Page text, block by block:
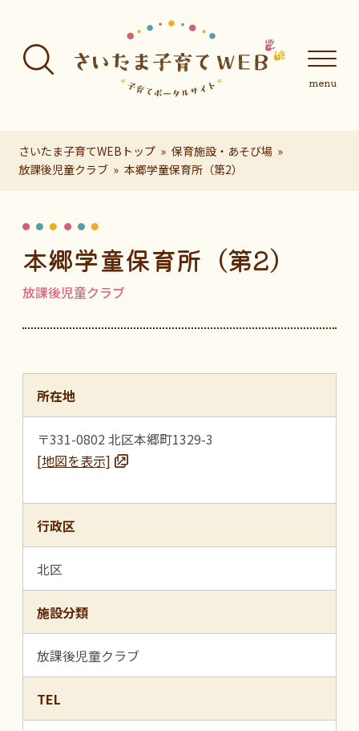
さいたま子育てWEBトップ
保育施設・あそび場
放課後児童クラブ
本郷学童保育所（第2）
本郷学童保育所（第2）
放課後児童クラブ
所在地
〒331-0802 北区本郷町1329-3
[地図を表示]
行政区
北区
施設分類
放課後児童クラブ
TEL